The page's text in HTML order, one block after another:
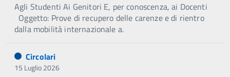
Agli Studenti Ai Genitori E, per conoscenza, ai Docenti
Oggetto: Prove di recupero delle carenze e di rientro
dalla mobilità internazionale a.
Circolari
15 Luglio 2026